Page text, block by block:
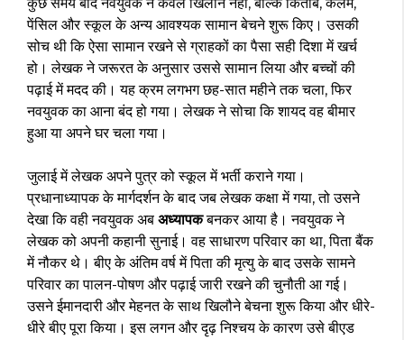
पेंसिल और स्कूल के अन्य आवश्यक सामान बेचने शुरू किए। उसकी
सोच थी कि ऐसा सामान रखने से ग्राहकों का पैसा सही दिशा में खर्च
हो। लेखक ने जरूरत के अनुसार उससे सामान लिया और बच्चों की
पढ़ाई में मदद की। यह क्रम लगभग छह-सात महीने तक चला, फिर
नवयुवक का आना बंद हो गया। लेखक ने सोचा कि शायद वह बीमार
हुआ या अपने घर चला गया।
जुलाई में लेखक अपने पुत्र को स्कूल में भर्ती कराने गया।
प्रधानाध्यापक के मार्गदर्शन के बाद जब लेखक कक्षा में गया, तो उसने
देखा कि वही नवयुवक अब अध्यापकबनकर आया है। नवयुवक ने
लेखक को अपनी कहानी सुनाई। वह साधारण परिवार का था, पिता बैंक
में नौकर थे। बीए के अंतिम वर्ष में पिता की मृत्यु के बाद उसके सामने
परिवार का पालन-पोषण और पढ़ाई जारी रखने की चुनौती आ गई।
उसने ईमानदारी और मेहनत के साथ खिलौने बेचना शुरू किया और धीरे-
धीरे बीए पूरा किया। इस लगन और दृढ़ निश्चय के कारण उसे बीएड